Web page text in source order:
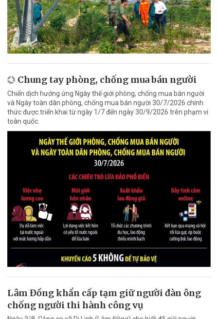
Chung tay phòng, chống mua bán người
Chiến dịch hưởng ứng Ngày thế giới phòng, chống mua bán người
và Ngày toàn dân phòng, chống mua bán người 30/7/2026 chính
thức được triển khai từ ngày 1/7 đến ngày 30/9/2026 trên phạm vi
toàn quốc.
Lâm Đồng khẩn cấp tạm giữ người đàn ông
chống người thi hành công vụ